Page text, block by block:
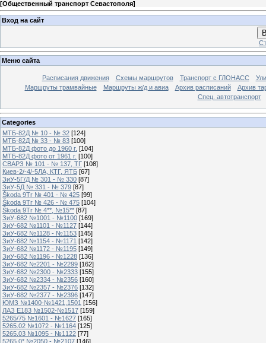
[Общественный транспорт Севастополя]
Вход на сайт
Меню сайта
Расписания движения Схемы маршрутов Транспорт с ГЛОНАСС
Маршруты трамвайные
Маршруты ж/д и авиа Архив расписаний
Архив
Спец. автотранспорт
Categories
МТБ-82Д № 10 - № 32 [124]
МТБ-82Д № 33 - № 83 [100]
МТБ-82Д фото до 1960 г. [104]
МТБ-82Д фото от 1961 г. [100]
СВАРЗ № 101 - № 137, ТГ [108]
Киев-2/-4/-5ЛА, КТГ, ЯТБ [67]
ЗиУ-5Г/Д № 301 - № 330 [87]
ЗиУ-5Д № 331 - № 379 [87]
Škoda 9Tr № 401 - № 425 [99]
Škoda 9Tr № 426 - № 475 [104]
Škoda 9Tr № 4**, №15** [87]
ЗиУ-682 №1001 - №1100 [169]
ЗиУ-682 №1101 - №1127 [144]
ЗиУ-682 №1128 - №1153 [145]
ЗиУ-682 №1154 - №1171 [142]
ЗиУ-682 №1172 - №1195 [149]
ЗиУ-682 №1196 - №1228 [136]
ЗиУ-682 №2201 - №2299 [162]
ЗиУ-682 №2300 - №2333 [155]
ЗиУ-682 №2334 - №2356 [160]
ЗиУ-682 №2357 - №2376 [132]
ЗиУ-682 №2377 - №2396 [147]
ЮМЗ №1400-№1421,1501 [156]
ЛАЗ Е183 №1502-№1517 [159]
5265/75 №1601 - №1627 [165]
5265.02 №1072 - №1164 [125]
5265.03 №1095 - №1122 [77]
5265.0* №2050 - №2107 [146]